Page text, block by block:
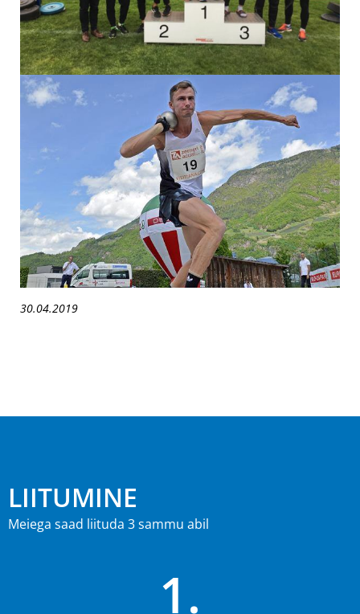
30.04.2019
LIITUMINE
Meiega saad liituda 3 sammu abil
1.